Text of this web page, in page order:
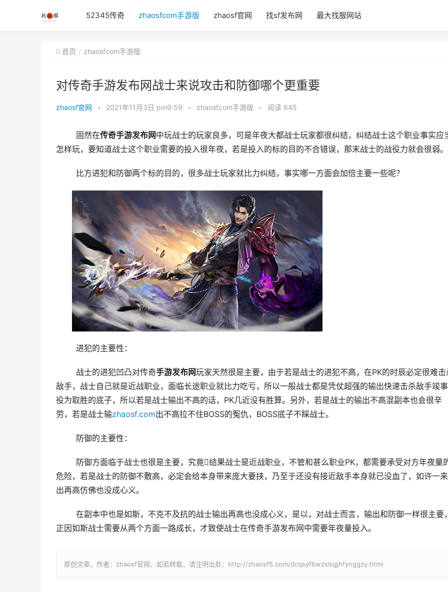
52345传奇 zhaosfcom手游版 zhaosf官网 找sf发布网 最大找服网站
首页 zhaosfcom手游版
对传奇手游发布网战士来说攻击和防御哪个更重要
zhaosf官网 • 2021年11月3日 pm9:59 • zhaosfcom手游版 • 阅读 645
	固然在
传奇手游发布网中玩战士的玩家良多，可是年夜大都战士玩家都很纠结，纠结战士这个职业事实应
怎样玩，要知道战士这个职业需要的投入很年夜，若是投入的标的目的不合错误，那末战士的战役力就会很弱。
	比方进犯和防御两个标的目的，很多战士玩家就比力纠结，事实哪一方面会加倍主要一些呢？
	进犯的主要性：
	战士的进犯凹凸对传奇
手游发布网玩家天然很是主要，由于若是战士的进犯不高，在PK的时辰必定很难击
敌手，战士自己就是近战职业，面临长途职业就比力吃亏，所以一般战士都是凭仗超强的输出快速击杀敌手竣
役为取胜的底子，所以若是战士输出不高的话，PK几近没有胜算。另外，若是战士的输出不高混副本也会很辛
劳，若是战士输zhaosf.com出不高拉不住BOSS的冤仇，BOSS底子不睬战士。
	防御的主要性：
危险，若是战士的防御不敷高，必定会给本身带来庞大要挟，乃至于还没有接近敌手本身就已没血了，如许一
出再高仿佛也没成心义。
正因如斯战士需要从两个方面一路成长，才致使战士在传奇手游发布网中需要年夜量投入。
原创文章，作者：zhaosf官网，如若转载，请注明出处：http://zhaosf5.com/dcqsyfbwzslsgjhfynggzy.html